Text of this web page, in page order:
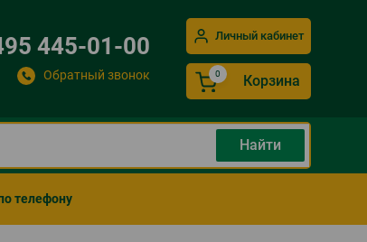
445-01-00
Обратный звонок
Личный кабинет
Корзина
телефону